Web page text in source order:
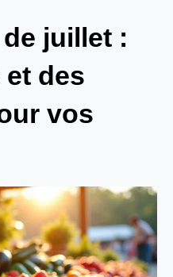
juillet :
des
vos